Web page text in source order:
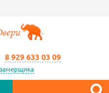
8 929 633 03 09